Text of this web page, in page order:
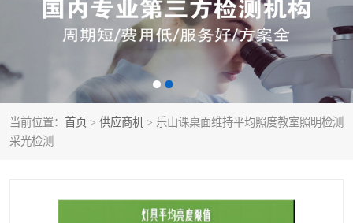
当前位置： 首页 > 供应商机 > 乐山课桌面维持平均照度教室照明检测
采光检测
噪音检测 灯光检测
防护网检测 磁性检测
燃烧等级检测
可靠性检测 产品检测